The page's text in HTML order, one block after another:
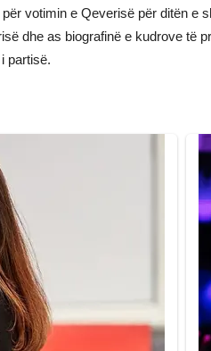
votimin e Qeverisë për ditën e
dhe as biografinë e kudrove të
partisë.